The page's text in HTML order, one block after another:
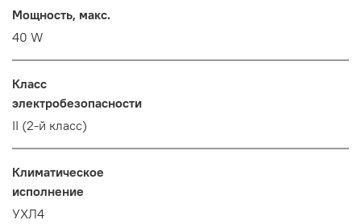
Мощность, макс.
40 W
Класс
электробезопасности
II (2-й класс)
Климатическое
исполнение
УХЛ4